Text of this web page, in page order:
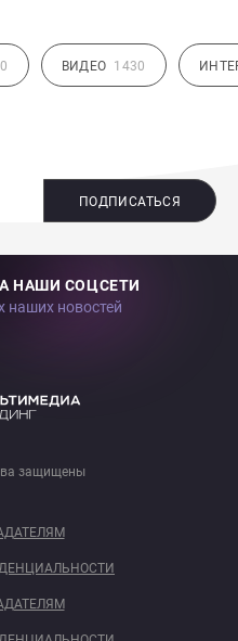
ВИДЕО 1430
ПОДПИСАТЬСЯ
НАШИ СОЦСЕТИ
наших новостей
защищены